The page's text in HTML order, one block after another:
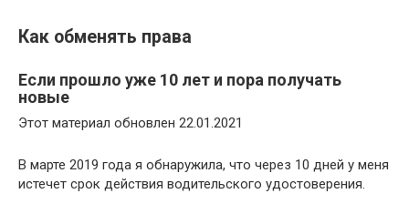
Как обменять права
Если прошло уже 10 лет и пора получать
новые
Этот материал обновлен 22.01.2021
В марте 2019 года я обнаружила, что через 10 дней у меня
истечет срок действия водительского удостоверения.